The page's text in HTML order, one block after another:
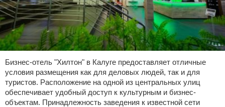
Бизнес-отель "Хилтон" в Калуге предоставляет отличные
условия размещения как для деловых людей, так и для
туристов. Расположение на одной из центральных улиц
обеспечивает удобный доступ к культурным и бизнес-
объектам. Принадлежность заведения к известной сети